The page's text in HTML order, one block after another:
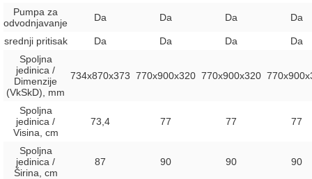
Pumpa za
odvodnjavanje
Da Da Da Da
srednji pritisak Da Da Da
Da
Spoljna
jedinica /
Dimenzije
(VkSkD), mm
734x870x373 770х900х320 770x900x320
Spoljna
jedinica /
Visina, сm
73,4 77 77 77
Spoljna
jedinica /
Širina, сm
87 90 90 90